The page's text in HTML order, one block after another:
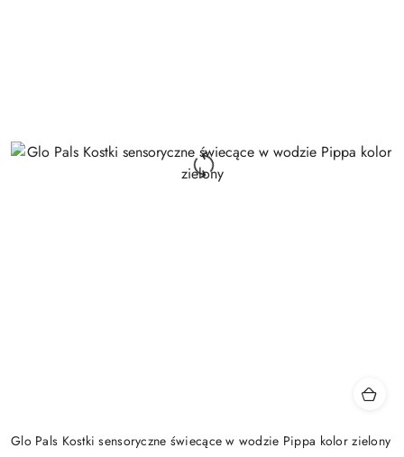
Glo Pals Kostki sensoryczne świecące w wodzie Pippa kolor zielony